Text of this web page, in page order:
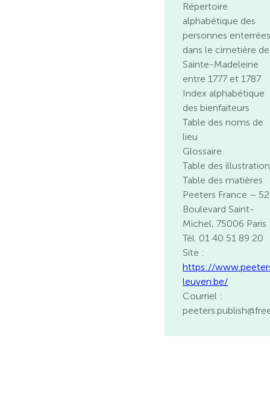
Répertoire
alphabétique des
personnes
dans le cimetière de
Sainte-Madeleine
entre 1777 et 1787
Index alphabétique
des bienfaiteurs
Table des noms de
lieu
Glossaire
Table des
Table des matières
Peeters France –
Boulevard Saint-
Michel, 75006 Paris
Tél. 01 40 51 89 20
Site :
https://
leuven.be/
Courriel :